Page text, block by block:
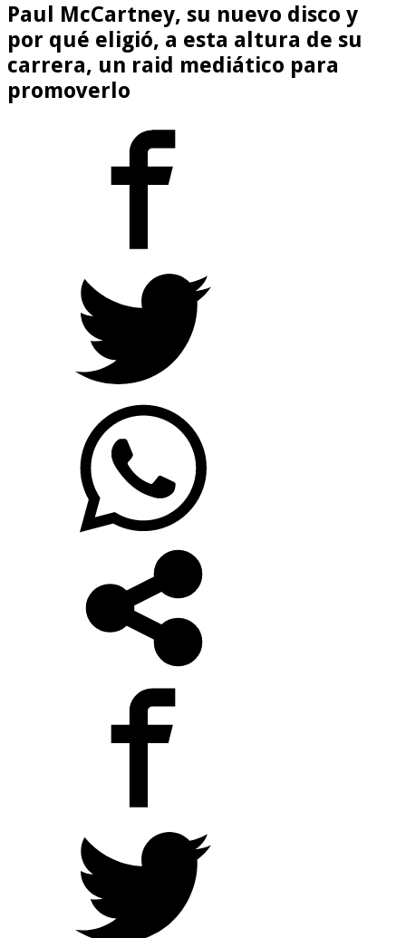
Paul McCartney, su nuevo disco y
por qué eligió, a esta altura de su
carrera, un raid mediático para
promoverlo